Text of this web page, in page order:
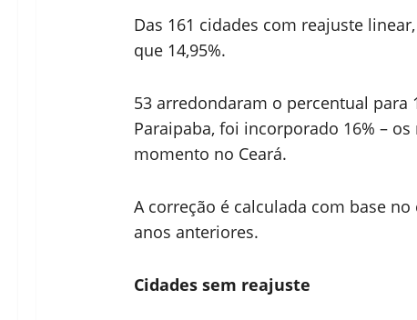
Das 161 cidades com reajuste
que 14,95%.
53 arredondaram o percentual para
Paraipaba, foi incorporado 16% –
momento no Ceará.
A correção é calculada com base
anos anteriores.
Cidades sem reajuste